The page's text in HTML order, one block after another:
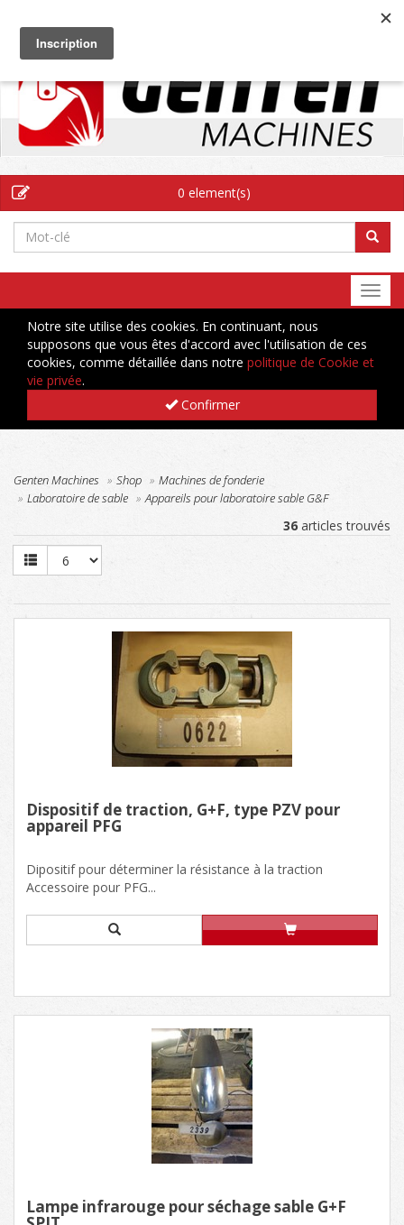
0 element(s)
Notre site utilise des cookies. En continuant, nous
supposons que vous êtes d'accord avec l'utilisation de ces
cookies, comme détaillée dans notre politique de Cookie et
vie privée.
Confirmer
Genten Machines Shop
Machines de fonderie
Laboratoire de sable
Appareils pour laboratoire sable G&F
36 articles trouvés
Dispositif de traction, G+F, type PZV pour
appareil PFG
Dipositif pour déterminer la résistance à la traction
Accessoire pour PFG...
Lampe infrarouge pour séchage sable G+F